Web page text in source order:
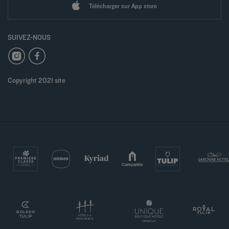
Télécharger sur App store
SUIVEZ-NOUS
Copyright 2021 site